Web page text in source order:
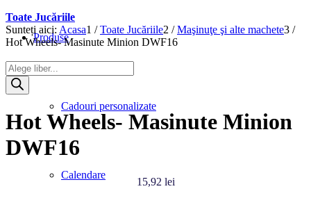
Produse
Cadouri personalizate
Calendare
Toate Jucăriile
Sunteți aici: Acasa1 / Toate Jucăriile2 / Maşinuţe şi alte machete3 /
Hot Wheels- Masinute Minion DWF16
Products
search
Hot Wheels- Masinute Minion
DWF16
15,92 lei